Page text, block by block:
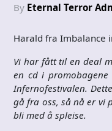
By Eternal Terror
Harald fra Imbalance
Vi har fått til en deal
en cd i
Infernofestivalen.
gå fra oss, så nå er vi
bli med å spleise.